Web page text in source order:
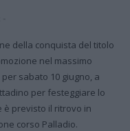
della conquista del titolo
nel massimo
sabato 10 giugno, a
per festeggiare lo
è previsto il ritrovo in
corso Palladio.